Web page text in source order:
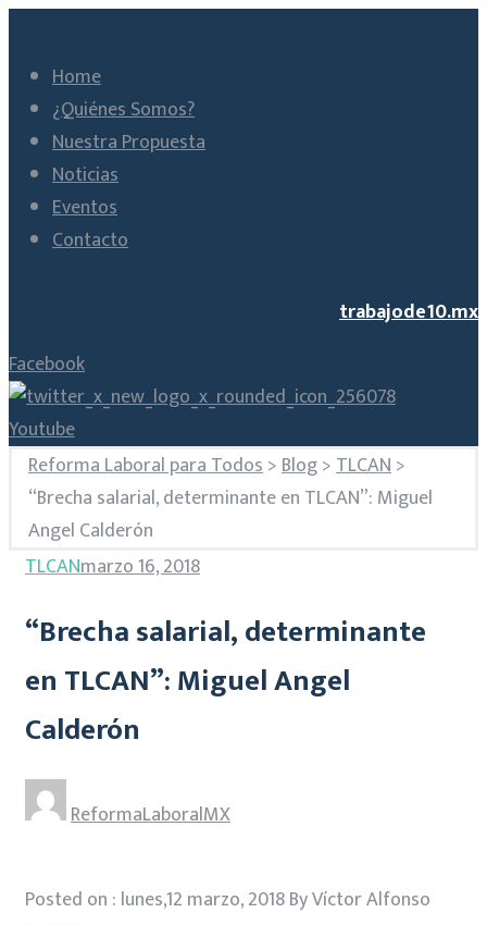
Home
¿Quiénes Somos?
Nuestra Propuesta
Noticias
Eventos
Contacto
trabajode10.mx
Facebook
Youtube
Reforma Laboral para Todos>Blog>TLCAN>
“Brecha salarial, determinante en TLCAN”: Miguel
Angel Calderón
TLCANmarzo 16, 2018
“Brecha salarial, determinante
en TLCAN”: Miguel Angel
Calderón
ReformaLaboralMX
Posted on : lunes,12 marzo, 2018 By Víctor Alfonso